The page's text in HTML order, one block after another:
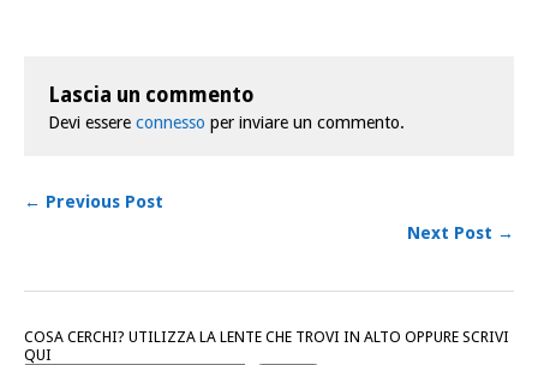
Lascia un commento
Devi essere connesso per inviare un commento.
← Previous Post
Next Post →
COSA CERCHI? UTILIZZA LA LENTE CHE TROVI IN ALTO OPPURE SCRIVI
QUI